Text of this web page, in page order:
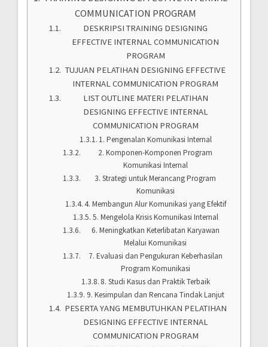
COMMUNICATION PROGRAM
DESKRIPSI TRAINING DESIGNING
EFFECTIVE INTERNAL COMMUNICATION
PROGRAM
TUJUAN PELATIHAN DESIGNING EFFECTIVE
INTERNAL COMMUNICATION PROGRAM
LIST OUTLINE MATERI PELATIHAN
DESIGNING EFFECTIVE INTERNAL
COMMUNICATION PROGRAM
1. Pengenalan Komunikasi Internal
2. Komponen-Komponen Program
Komunikasi Internal
3. Strategi untuk Merancang Program
Komunikasi
4. Membangun Alur Komunikasi yang Efektif
5. Mengelola Krisis Komunikasi Internal
6. Meningkatkan Keterlibatan Karyawan
Melalui Komunikasi
7. Evaluasi dan Pengukuran Keberhasilan
Program Komunikasi
8. Studi Kasus dan Praktik Terbaik
9. Kesimpulan dan Rencana Tindak Lanjut
PESERTA YANG MEMBUTUHKAN PELATIHAN
DESIGNING EFFECTIVE INTERNAL
COMMUNICATION PROGRAM